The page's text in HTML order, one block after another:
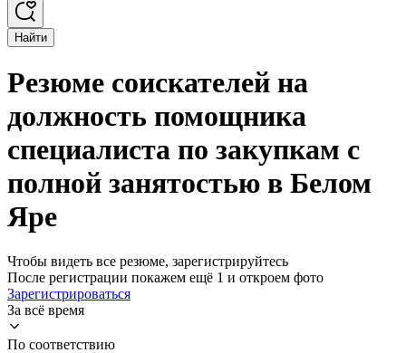
Найти
Резюме соискателей на
должность помощника
специалиста по закупкам с
полной занятостью в Белом
Яре
Чтобы видеть все резюме, зарегистрируйтесь
После регистрации покажем ещё 1 и откроем фото
Зарегистрироваться
За всё время
По соответствию